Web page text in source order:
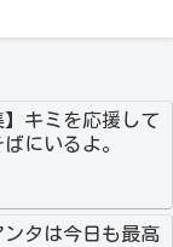
】キミを応援して
にいるよ。
ンタは今日も最高